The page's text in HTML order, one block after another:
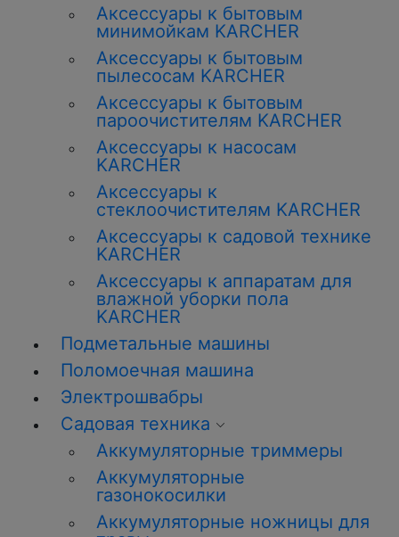
Аксессуары к бытовым
минимойкам KARCHER
Аксессуары к бытовым
пылесосам KARCHER
Аксессуары к бытовым
пароочистителям KARCHER
Аксессуары к насосам
KARCHER
Аксессуары к
стеклоочистителям KARCHER
Аксессуары к садовой технике
KARCHER
Аксессуары к аппаратам для
влажной уборки пола
KARCHER
Подметальные машины
Поломоечная машина
Электрошвабры
Садовая техника
Аккумуляторные триммеры
Аккумуляторные
газонокосилки
Аккумуляторные ножницы для